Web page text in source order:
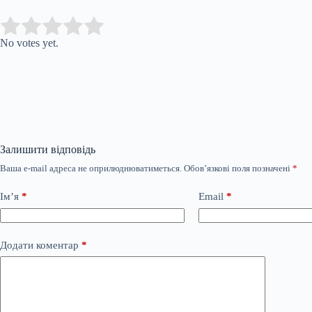
Rate this item:
No votes yet.
Залишити відповідь
Ваша e-mail адреса не оприлюднюватиметься. Обов’язкові поля позначені *
Ім’я * Email *
Додати коментар *